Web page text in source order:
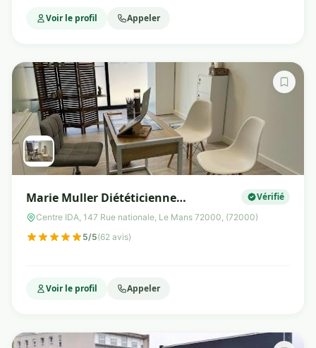
Voir le profil Appeler
Marie Muller Diététicienne
Nutritionniste
Vérifié
Centre IDA, 147 Rue nationale, Le Mans 72000, (72000)
5/5(62 avis)
Voir le profil Appeler